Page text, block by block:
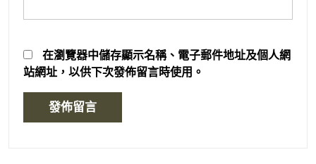
在瀏覽器中儲存顯示名稱、電子郵件地址及個人網
站網址，以供下次發佈留言時使用。